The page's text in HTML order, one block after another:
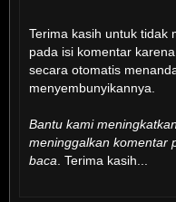
Terima kasih untuk tidak
pada isi komentar
secara otomatis
menyembunyikannya.
Bantu kami
meninggalkan komentar
baca. Terima kasih...